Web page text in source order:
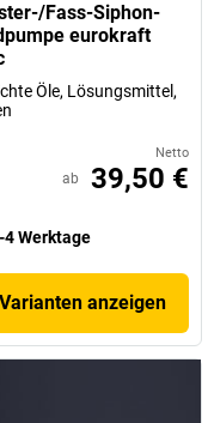
Fass-Siphon-
eurokraft
Öle, Lösungsmittel,
Netto
ab 39,50 €
4 Werktage
anzeigen